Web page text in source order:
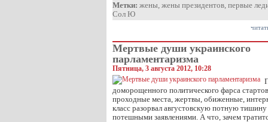
Метки: жены, жены президентов, первые
Сол Ю
Мертвые души украинского
парламентаризма
Пятница, 3 августа 2012, 10:28
доморощенного политического фарса
проходные места, жертвы, обиженные,
класс разорвал августовскую потную
потешными заявлениями. А что, зачем